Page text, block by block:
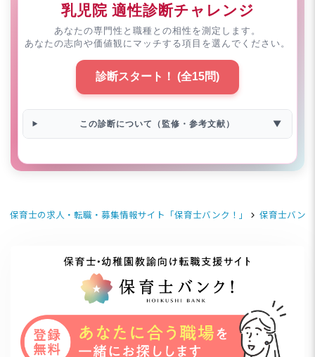
乳児院 適性診断チャレンジ
あなたの専門性と職種との相性を測定します。
あなたの志向や価値観にマッチする項目を選んでください。
診断スタート！ (全15問)
この診断について（監修・参考文献） ▼
保育士の求人・転職・募集情報サイト「保育士バンク！」 保育士バン